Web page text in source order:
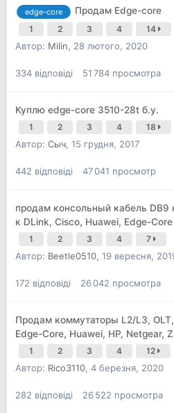
edge-core Продам Edge-core
1 2 3 4 14
Автор: Milin, 28 лютого, 2020
334 відповіді 51 784 просмотра
Куплю edge-core 3510-28t б.у.
1 2 3 4 18
Автор: Сыч, 15 грудня, 2017
442 відповіді 47 041 просмотр
продам консольный кабель DB9
к DLink, Cisco, Huawei, Edge-
1 2 3 4 7
Автор: Beetle0510, 19 вересня,
172 відповіді 26 042 просмотра
Продам коммутаторы L2/L3,
Edge-Core, Huawei, НР, Netgear,
1 2 3 4 12
Автор: Rico3110, 4 березня, 2020
282 відповіді 26 522 просмотра